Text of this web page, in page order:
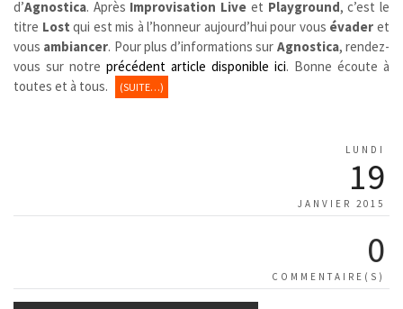
d’Agnostica. Après Improvisation Live et Playground, c’est le
titre Lost qui est mis à l’honneur aujourd’hui pour vous évader et
vous ambiancer. Pour plus d’informations sur Agnostica, rendez-
vous sur notre précédent article disponible ici. Bonne écoute à
toutes et à tous.
(SUITE…)
LUNDI
19
JANVIER 2015
0
COMMENTAIRE(S)